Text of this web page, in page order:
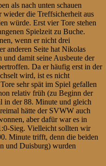
als nach unten schauen
die Treffsicherheit aus
würde. Erst vier Tore stehen
Spielzeit zu Buche.
wenn er nicht drei
anderen Seite hat Nikolas
damit seine Ausbeute der
Da er häufig erst in der
wird, ist es nicht
sehr spät im Spiel gefallen
relativ früh (zu Beginn der
in der 88. Minute und gleich
hätte der SVWW auch
aber dafür war es in
Sieg. Vielleicht sollten wir
Minute trifft, denn die beiden
und Duisburg) wurden